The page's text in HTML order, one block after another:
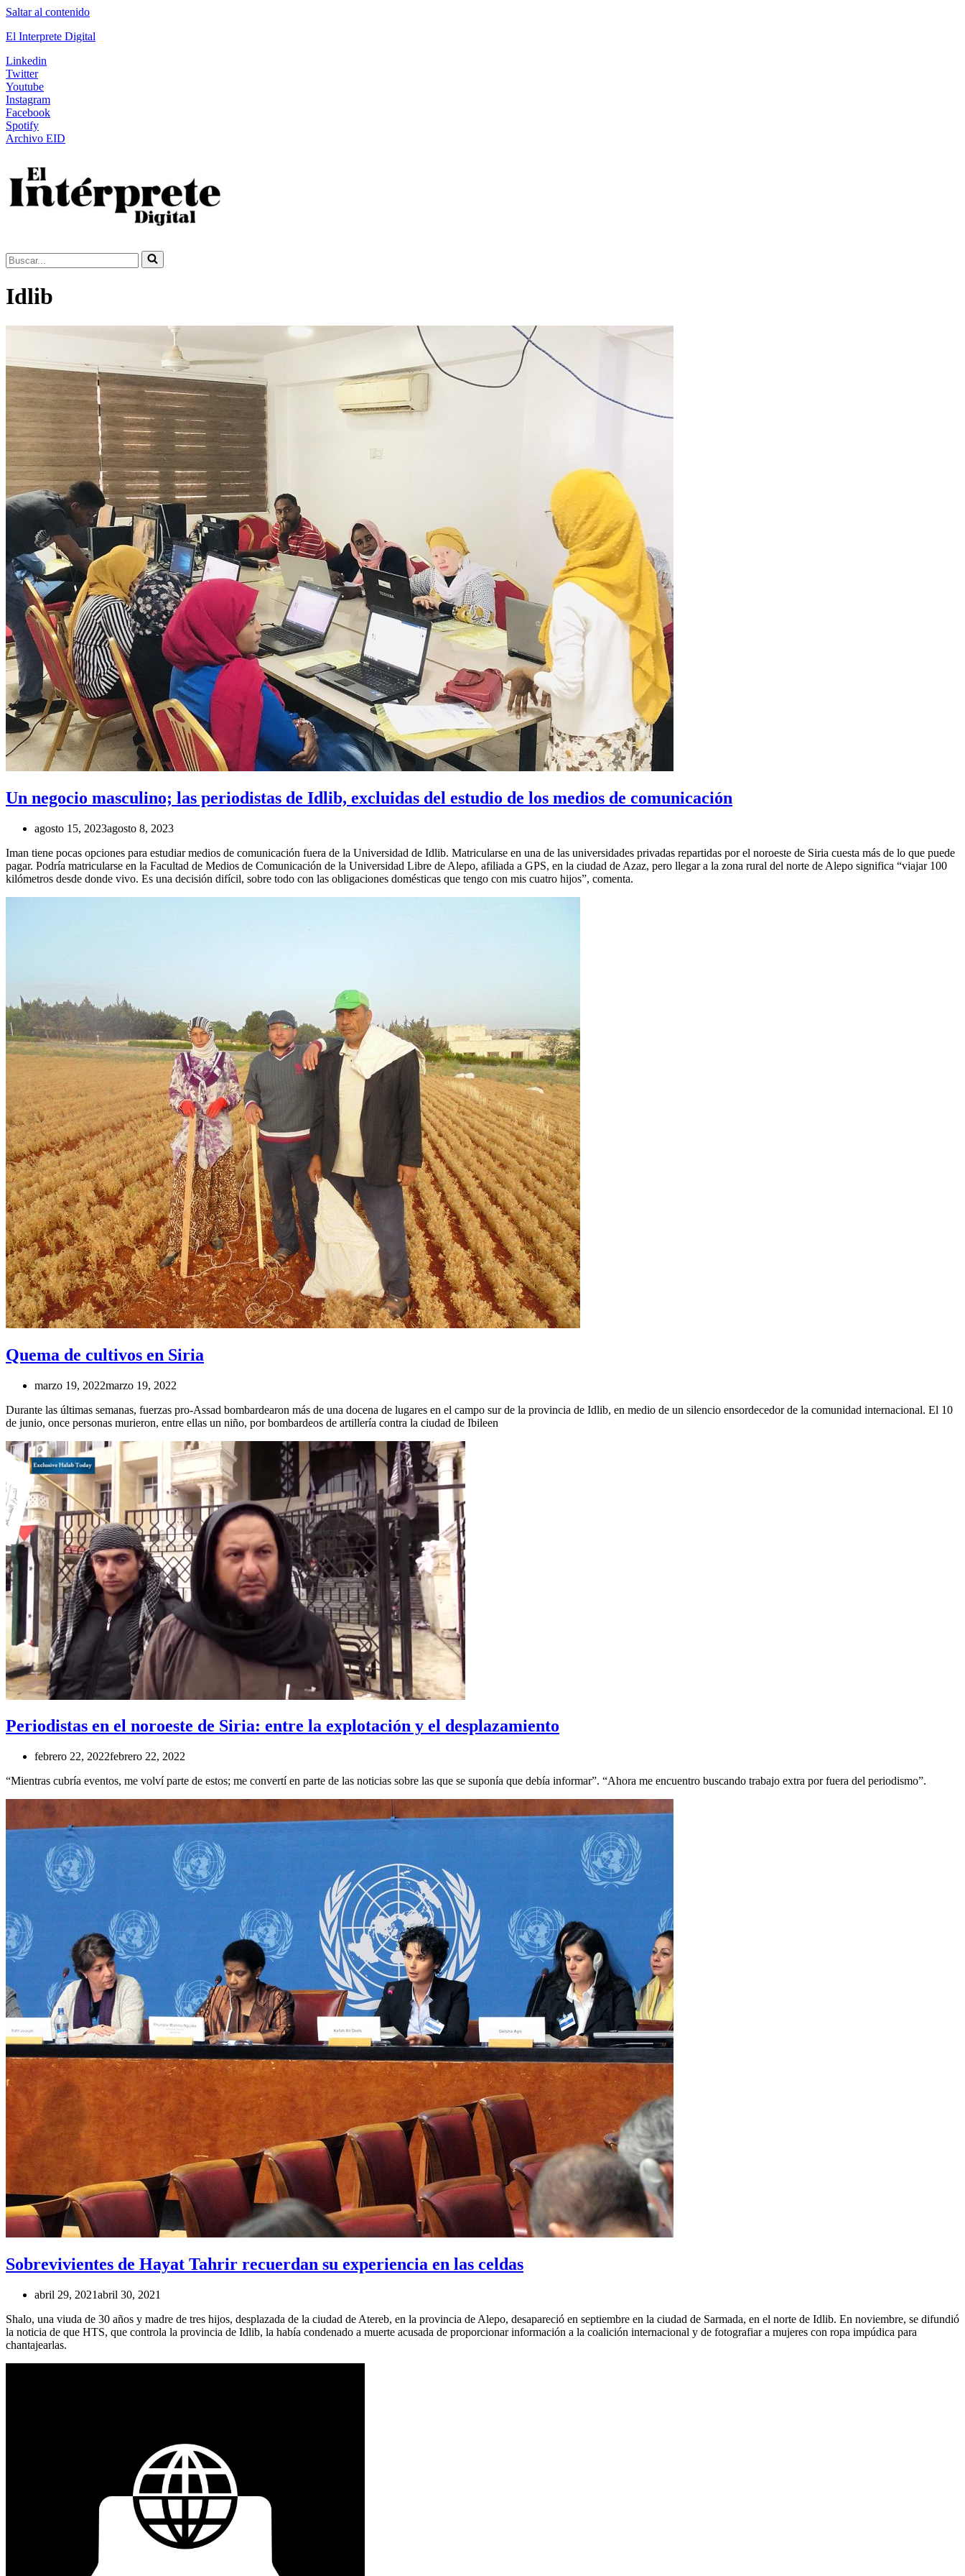
Saltar al contenido
El Interprete Digital
Linkedin
Twitter
Youtube
Instagram
Facebook
Spotify
Archivo EID
Buscar...
Idlib
Un negocio masculino; las periodistas de Idlib, excluidas del estudio de los medios de comunicación
agosto 15, 2023agosto 8, 2023
Iman tiene pocas opciones para estudiar medios de comunicación fuera de la Universidad de Idlib. Matricularse en una de las universidades privadas repartidas por el noroeste de Siria cuesta más de lo que puede
pagar. Podría matricularse en la Facultad de Medios de Comunicación de la Universidad Libre de Alepo, afiliada a GPS, en la ciudad de Azaz, pero llegar a la zona rural del norte de Alepo significa “viajar 100
kilómetros desde donde vivo. Es una decisión difícil, sobre todo con las obligaciones domésticas que tengo con mis cuatro hijos”, comenta.
Quema de cultivos en Siria
marzo 19, 2022marzo 19, 2022
Durante las últimas semanas, fuerzas pro-Assad bombardearon más de una docena de lugares en el campo sur de la provincia de Idlib, en medio de un silencio ensordecedor de la comunidad internacional. El 10
de junio, once personas murieron, entre ellas un niño, por bombardeos de artillería contra la ciudad de Ibileen
Periodistas en el noroeste de Siria: entre la explotación y el desplazamiento
febrero 22, 2022febrero 22, 2022
“Mientras cubría eventos, me volví parte de estos; me convertí en parte de las noticias sobre las que se suponía que debía informar”. “Ahora me encuentro buscando trabajo extra por fuera del periodismo”.
Sobrevivientes de Hayat Tahrir recuerdan su experiencia en las celdas
abril 29, 2021abril 30, 2021
Shalo, una viuda de 30 años y madre de tres hijos, desplazada de la ciudad de Atereb, en la provincia de Alepo, desapareció en septiembre en la ciudad de Sarmada, en el norte de Idlib. En noviembre, se difundió
la noticia de que HTS, que controla la provincia de Idlib, la había condenado a muerte acusada de proporcionar información a la coalición internacional y de fotografiar a mujeres con ropa impúdica para
chantajearlas.